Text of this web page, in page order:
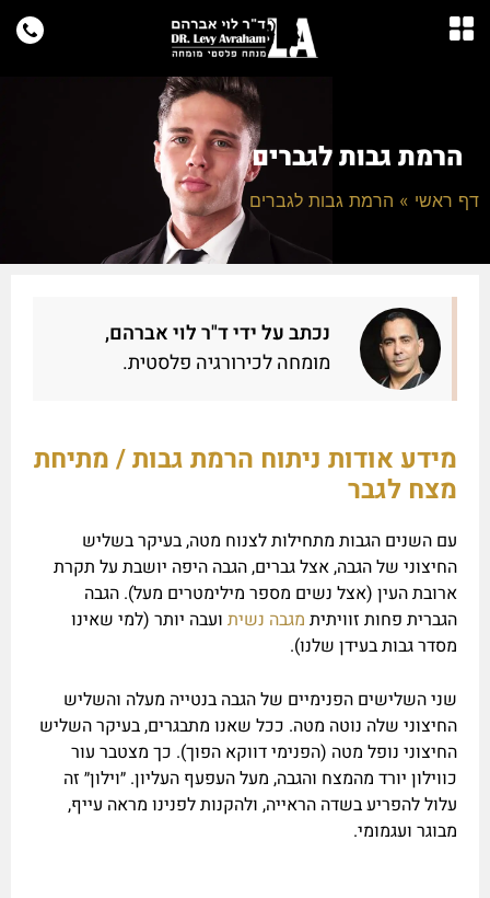
הרמת גבות לגברים
דף ראשי » הרמת גבות לגברים
נכתב על ידי ד"ר לוי אברהם,
מומחה לכירורגיה פלסטית.
מידע אודות ניתוח הרמת גבות / מתיחת
מצח לגבר
עם השנים הגבות מתחילות לצנוח מטה, בעיקר בשליש
החיצוני של הגבה, אצל גברים, הגבה היפה יושבת על תקרת
ארובת העין (אצל נשים מספר מילימטרים מעל). הגבה
הגברית פחות זוויתית מגבה נשית ועבה יותר (למי שאינו
מסדר גבות בעידן שלנו).
שני השלישים הפנימיים של הגבה בנטייה מעלה והשליש
החיצוני שלה נוטה מטה. ככל שאנו מתבגרים, בעיקר השליש
החיצוני נופל מטה (הפנימי דווקא הפוך). כך מצטבר עור
כווילון יורד מהמצח והגבה, מעל העפעף העליון. ״וילון״ זה
עלול להפריע בשדה הראייה, ולהקנות לפנינו מראה עייף,
מבוגר ועגמומי.